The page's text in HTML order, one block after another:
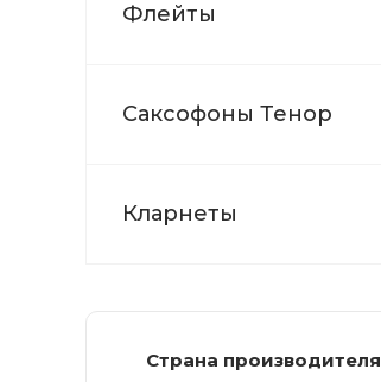
Флейты
Саксофоны Тенор
Кларнеты
Страна производителя